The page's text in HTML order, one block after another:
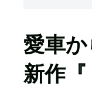
愛車
新作